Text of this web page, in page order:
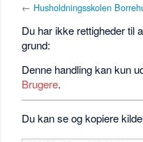
← Husholdningsskolen
Du har ikke rettigheder til
grund:
Denne handling kan kun
Brugere.
Du kan se og kopiere